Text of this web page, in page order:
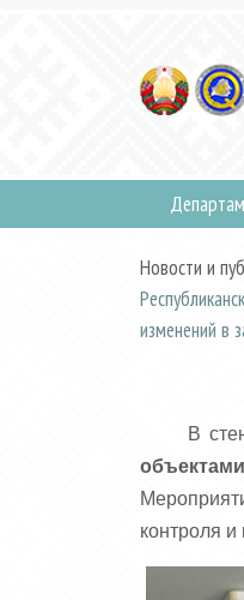
Новости и
изменений в
В
контроля и